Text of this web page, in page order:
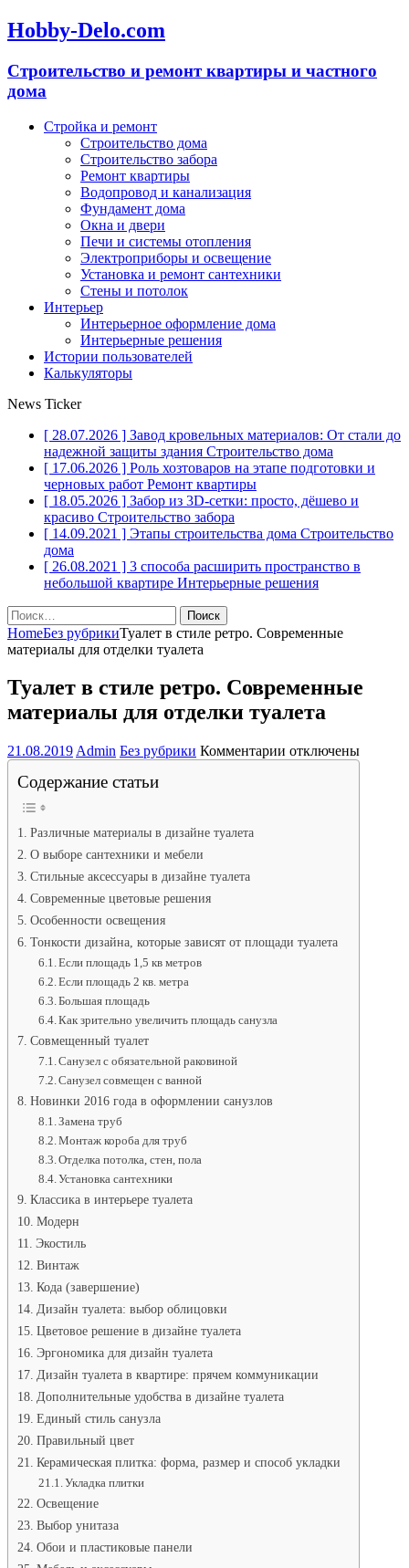
Hobby-Delo.com
Cтроительство и ремонт квартиры и частного
дома
Стройка и ремонт
Строительство дома
Строительство забора
Ремонт квартиры
Водопровод и канализация
Фундамент дома
Окна и двери
Печи и системы отопления
Электроприборы и освещение
Установка и ремонт сантехники
Стены и потолок
Интерьер
Интерьерное оформление дома
Интерьерные решения
Истории пользователей
Калькуляторы
News Ticker
[ 28.07.2026 ] Завод кровельных материалов: От стали до
надежной защиты здания Строительство дома
[ 17.06.2026 ] Роль хозтоваров на этапе подготовки и
черновых работ Ремонт квартиры
[ 18.05.2026 ] Забор из 3D-сетки: просто, дёшево и
красиво Строительство забора
[ 14.09.2021 ] Этапы строительства дома Строительство
дома
[ 26.08.2021 ] 3 способа расширить пространство в
небольшой квартире Интерьерные решения
Найти:
HomeБез рубрикиТуалет в стиле ретро. Современные
материалы для отделки туалета
Туалет в стиле ретро. Современные
материалы для отделки туалета
21.08.2019 Admin Без рубрики Комментарии котключены
Содержание статьи
Различные материалы в дизайне туалета
О выборе сантехники и мебели
Стильные аксессуары в дизайне туалета
Современные цветовые решения
Особенности освещения
Тонкости дизайна, которые зависят от площади туалета
Если площадь 1,5 кв метров
Если площадь 2 кв. метра
Большая площадь
Как зрительно увеличить площадь санузла
Совмещенный туалет
Санузел с обязательной раковиной
Санузел совмещен с ванной
Новинки 2016 года в оформлении санузлов
Замена труб
Монтаж короба для труб
Отделка потолка, стен, пола
Установка сантехники
Классика в интерьере туалета
Модерн
Экостиль
Винтаж
Кода (завершение)
Дизайн туалета: выбор облицовки
Цветовое решение в дизайне туалета
Эргономика для дизайн туалета
Дизайн туалета в квартире: прячем коммуникации
Дополнительные удобства в дизайне туалета
Единый стиль санузла
Правильный цвет
Керамическая плитка: форма, размер и способ укладки
Укладка плитки
Освещение
Выбор унитаза
Обои и пластиковые панели